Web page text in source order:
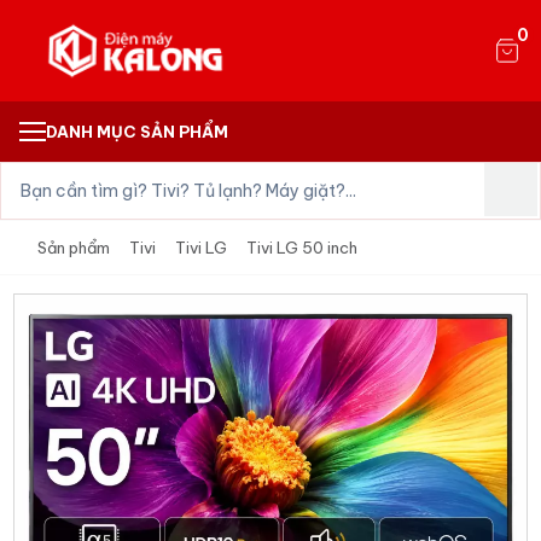
0
DANH MỤC SẢN PHẨM
Sản phẩm Tivi Tivi LG Tivi LG 50 inch